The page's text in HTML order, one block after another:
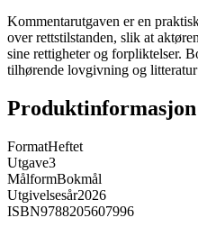
Kommentarutgaven er en
over rettstilstanden, slik at
sine rettigheter og forpliktelser.
tilhørende lovgivning og
Produktinformasjon
FormatHeftet
Utgave3
MålformBokmål
Utgivelsesår2026
ISBN9788205607996